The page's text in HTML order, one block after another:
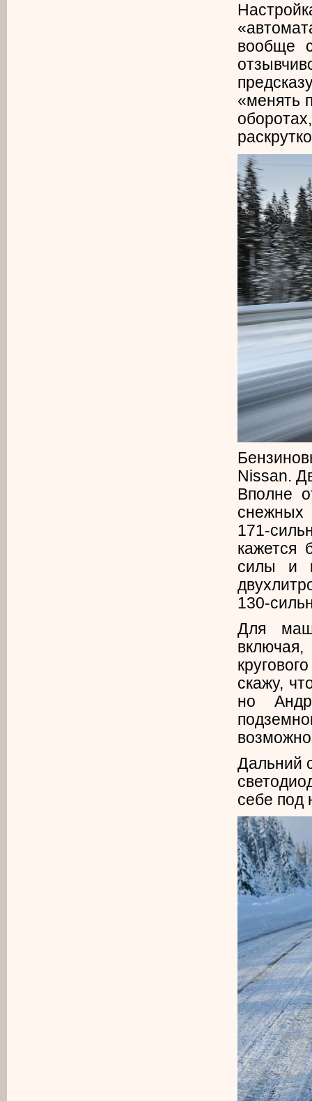
вообще
«менять
Nissan.
Вполне
снежных
171-
кажется
силы и
130-
Для
скажу,
но
Дальний
себе под